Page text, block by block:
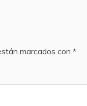
marcados con *